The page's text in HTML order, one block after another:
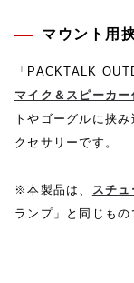
マウント用
「PACKTALK
マイク＆スピーカー
トやゴーグルに挟
クセサリーです。
※本製品は、 スチ
ランプ」と同じもの